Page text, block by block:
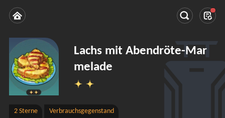
Lachs mit Abendröte-Mar
melade
2 Sterne Verbrauchsgegenstand